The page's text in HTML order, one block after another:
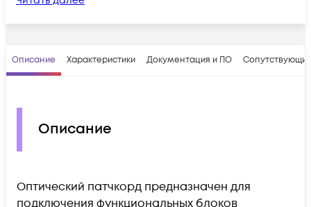
Описание Характеристики Документация и ПО
Описание
Оптический патчкорд предназначен для
подключения функциональных блоков